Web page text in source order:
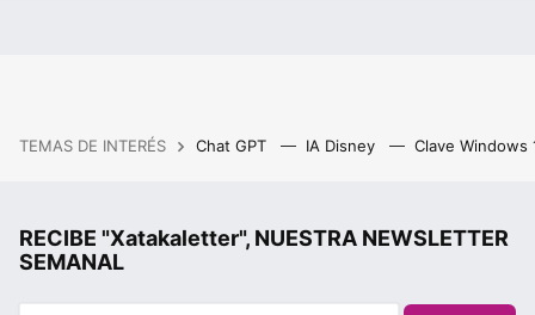
TEMAS DE INTERÉS Chat GPT IA Disney Clave Windows
RECIBE "Xatakaletter", NUESTRA NEWSLETTER
SEMANAL